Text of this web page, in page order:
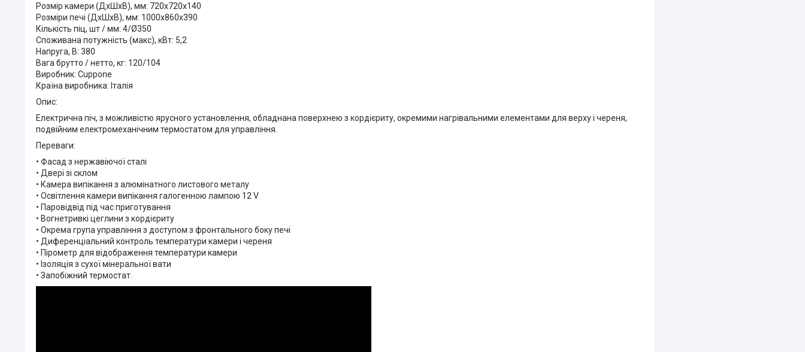
Розмір камери (ДхШхВ), мм: 720х720х140
Розміри печі (ДхШхВ), мм: 1000х860х390
Кількість піц, шт / мм: 4/Ø350
Споживана потужність (макс), кВт: 5,2
Напруга, В: 380
Вага брутто / нетто, кг: 120/104
Виробник: Cuppone
Країна виробника: Італія
Опис:
Електрична піч, з можливістю ярусного установлення, обладнана поверхнею з кордієриту, окремими нагрівальними елементами для верху і череня,
подвійним електромеханічним термостатом для управління.
Переваги:
• Фасад з нержавіючої сталі
• Двері зі склом
• Камера випікання з алюмінатного листового металу
• Освітлення камери випікання галогенною лампою 12 V
• Паровідвід під час приготування
• Вогнетривкі цеглини з кордієриту
• Окрема група управління з доступом з фронтального боку печі
• Диференціальний контроль температури камери і череня
• Пірометр для відображення температури камери
• Ізоляція з сухої мінеральної вати
• Запобіжний термостат.